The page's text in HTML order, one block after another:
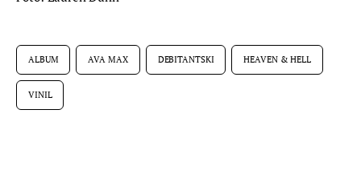
ALBUM AVA MAX DEBITANTSKI HEAVEN & HELL
VINIL